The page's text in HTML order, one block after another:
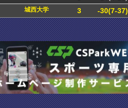
城西大学 3 -30(7-37)